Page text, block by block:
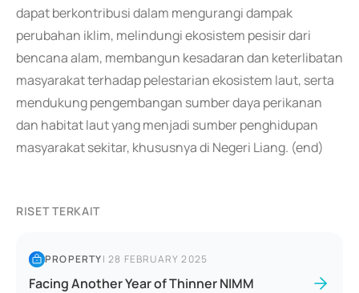
dapat berkontribusi dalam mengurangi dampak
perubahan iklim, melindungi ekosistem pesisir dari
bencana alam, membangun kesadaran dan keterlibatan
masyarakat terhadap pelestarian ekosistem laut, serta
mendukung pengembangan sumber daya perikanan
dan habitat laut yang menjadi sumber penghidupan
masyarakat sekitar, khususnya di Negeri Liang. (end)
RISET TERKAIT
PROPERTY|28 FEBRUARY 2025
Facing Another Year of Thinner NIMM